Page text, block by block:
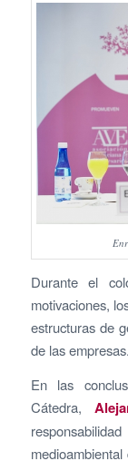
Durante el
motivaciones,
estructuras de
de las empresas.
En las
Cátedra,